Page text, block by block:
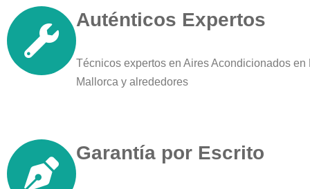
Auténticos Expertos
Técnicos expertos en Aires Acondicionados en
Mallorca y alrededores
Garantía por Escrito